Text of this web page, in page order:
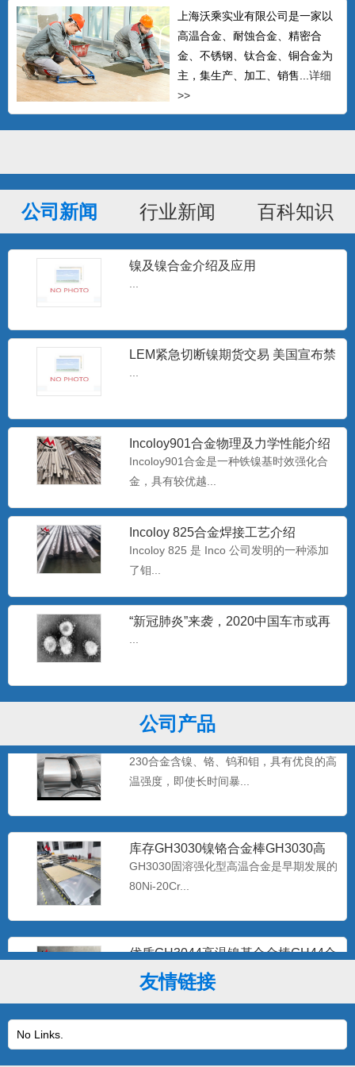
上海沃乘实业有限公司是一家以
高温合金、耐蚀合金、精密合
金、不锈钢、钛合金、铜合金为
主，集生产、加工、销售... 详细
>>
公司新闻 行业新闻 百科知识
镍及镍合金介绍及应用
LEM紧急切断镍期货交易 美国宣布禁
Incoloy901合金物理及力学性能介绍
Incoloy901合金是一种铁镍基时效强化合
金，具有较优越...
Incoloy 825合金焊接工艺介绍
Incoloy 825 是 Inco 公司发明的一种添加
了钼...
“新冠肺炎”来袭，2020中国车市或再
公司产品
GH605钴基高温合金棒 L605钴基焊
可以生产δ≤14mm的热轧中板、δ≤4mm的
冷轧板材、δ0....
276毛
Hastelloy C-276 对氧化性和中等还原性腐
蚀有较...
批发Monel400铜镍合金管 蒙乃尔
N04400耐腐蚀合
Monel400是一种用量最大、用途最广、综
合性能好的耐蚀合...
专业生产耐腐蚀B30白铜管 b30镍白
铜板/棒
白铜是以镍为主要添加元素的铜基合金，
呈银白色，有金属光泽，故...
哈氏N10276镍基合金板 美标
海恩斯Haynes230-W 镍基合金带材
Haynes2
230合金含镍、铬、钨和钼，具有优良的高
温强度，即使长时间暴...
库存GH3030镍铬合金棒GH3030高
温合金带材GH30
GH3030固溶强化型高温合金是早期发展的
80Ni-20Cr...
优质GH3044高温镍基合金棒GH44合
金板现货 gh30
该合金是体固溶强化镍基抗高温氧化合
金，在900℃以下具有高的...
专业生产批发Inconel625无缝管耐蚀
友情链接
No Links.